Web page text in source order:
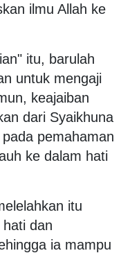
ilmu Allah ke
itu, barulah
untuk mengaji
keajaiban
dari Syaikhuna
pemahaman
ke dalam hati
itu
dan
ia mampu